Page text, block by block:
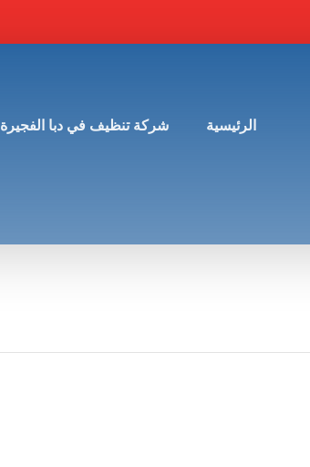
الرئيسية شركة تنظيف في دبا الفجيرة